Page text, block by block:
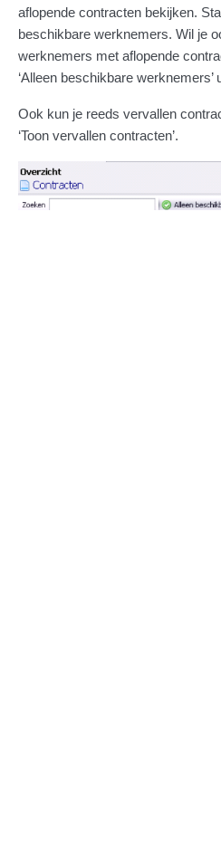
aflopende contracten bekijken.
beschikbare werknemers. Wil je
werknemers met aflopende
‘Alleen beschikbare werknemers’
Ook kun je reeds vervallen
‘Toon vervallen contracten’.